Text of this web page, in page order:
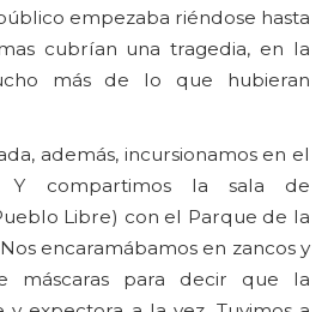
empezaba riéndose hasta
cubrían una tragedia, en la
más de lo que hubieran
además, incursionamos en el
compartimos la sala de
Libre) con el Parque de la
encaramábamos en zancos y
máscaras para decir que la